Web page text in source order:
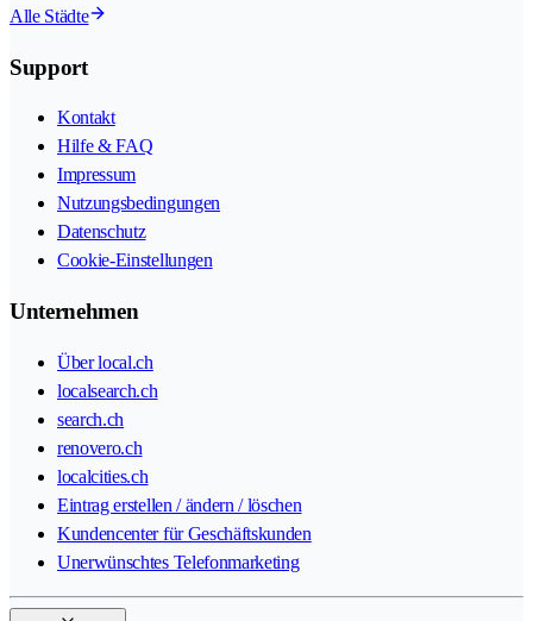
Alle Städte
Support
Kontakt
Hilfe & FAQ
Impressum
Nutzungsbedingungen
Datenschutz
Cookie-Einstellungen
Unternehmen
Über local.ch
localsearch.ch
search.ch
renovero.ch
localcities.ch
Eintrag erstellen / ändern / löschen
Kundencenter für Geschäftskunden
Unerwünschtes Telefonmarketing